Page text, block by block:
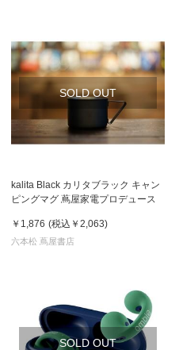
SOLD OUT
kalita Black カリタブラック キャン
ピングマグ 蔦屋家電プロデュース
￥1,876 (税込 ￥2,063)
六本松 蔦屋書店
SOLD OUT